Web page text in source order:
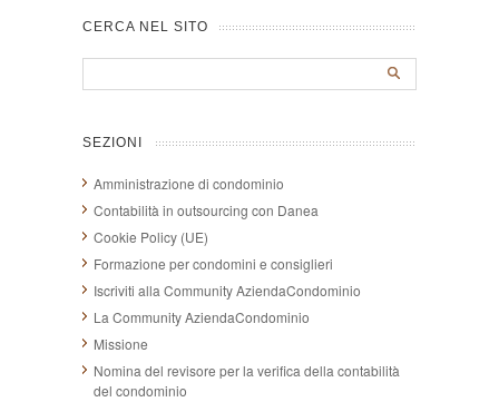
CERCA NEL SITO
SEZIONI
Amministrazione di condominio
Contabilità in outsourcing con Danea
Cookie Policy (UE)
Formazione per condomini e consiglieri
Iscriviti alla Community AziendaCondominio
La Community AziendaCondominio
Missione
Nomina del revisore per la verifica della contabilità
del condominio